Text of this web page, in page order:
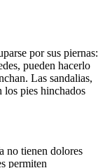
por sus piernas:
pueden hacerlo
Las sandalias,
los pies hinchados
no tienen dolores
permiten